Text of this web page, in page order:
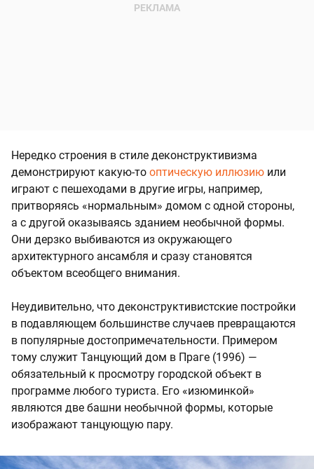
Нередко строения в стиле деконструктивизма
демонстрируют какую-то оптическую иллюзию или
играют с пешеходами в другие игры, например,
притворяясь «нормальным» домом с одной стороны,
а с другой оказываясь зданием необычной формы.
Они дерзко выбиваются из окружающего
архитектурного ансамбля и сразу становятся
объектом всеобщего внимания.
Неудивительно, что деконструктивистские постройки
в подавляющем большинстве случаев превращаются
в популярные достопримечательности. Примером
тому служит Танцующий дом в Праге (1996) —
обязательный к просмотру городской объект в
программе любого туриста. Его «изюминкой»
являются две башни необычной формы, которые
изображают танцующую пару.